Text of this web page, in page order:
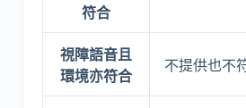
符合
視障語音且
環境亦符合
不提供也不